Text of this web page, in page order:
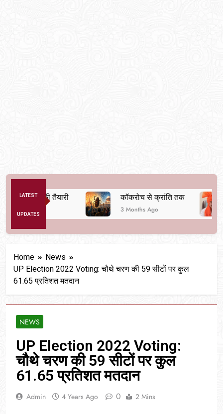
LATEST
UPDATES
बदलने की तैयारी कॉकरोच से क्रांति तक
3 Months Ago
Home
News
UP Election 2022 Voting: चौथे चरण की 59 सीटों पर कुल
61.65 प्रतिशत मतदान
NEWS
UP Election 2022 Voting:
चौथे चरण की 59 सीटों पर कुल
61.65 प्रतिशत मतदान
Admin 4 Years Ago 0 2 Mins